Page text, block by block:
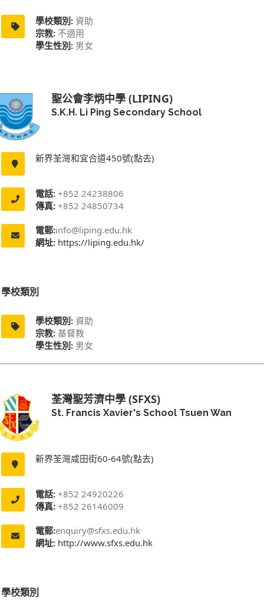
學校類別: 資助
宗教: 不適用
學生性別: 男女
聖公會李炳中學 (LIPING)
S.K.H. Li Ping Secondary School
新界荃灣和宜合道450號(點去)
電話: +852 24238806
傳真: +852 24850734
電郵:info@liping.edu.hk
網址: https://liping.edu.hk/
學校類別
學校類別: 資助
宗教: 基督教
學生性別: 男女
荃灣聖芳濟中學 (SFXS)
St. Francis Xavier's School Tsuen Wan
新界荃灣咸田街60-64號(點去)
電話: +852 24920226
傳真: +852 26146009
電郵:enquiry@sfxs.edu.hk
網址: http://www.sfxs.edu.hk
學校類別